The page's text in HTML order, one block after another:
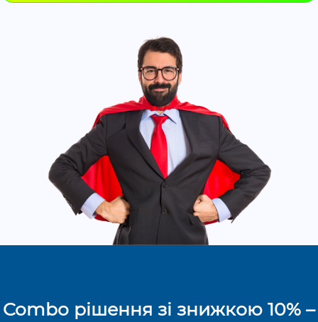
Combo рішення зі знижкою 10% –